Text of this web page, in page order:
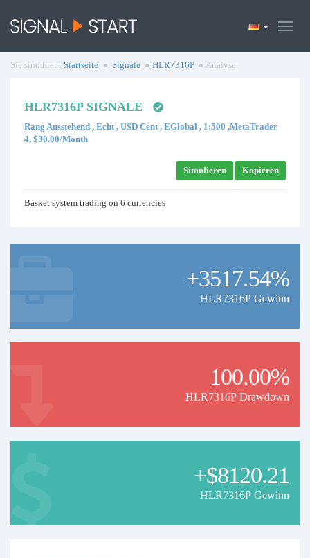
Sie sind hier : Startseite Signale HLR7316P Analyse
HLR7316P SIGNALE
Rang Ausstehend , Echt , USD Cent , EGlobal , 1:500 ,MetaTrader
4, $30.00/Month
Simulieren Kopieren
Basket system trading on 6 currencies
+3517.54%
HLR7316P Gewinn
100.00%
HLR7316P Drawdown
+$8120.21
HLR7316P Gewinn